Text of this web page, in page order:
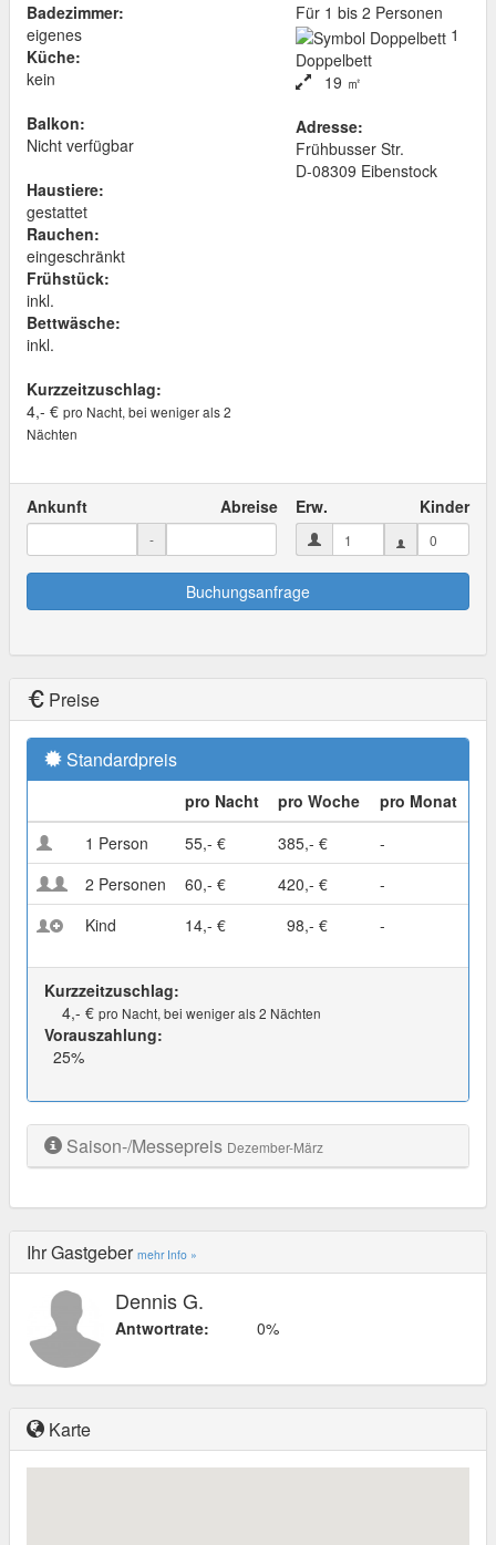
Badezimmer:
eigenes
Küche:
kein
Balkon:
Nicht verfügbar
Haustiere:
gestattet
Rauchen:
eingeschränkt
Frühstück:
inkl.
Bettwäsche:
inkl.
Kurzzeitzuschlag:
4,- € pro Nacht, bei weniger als 2
Nächten
Für 1 bis 2 Personen
1
Doppelbett
19 ㎡
Adresse:
Frühbusser Str.
D-08309 Eibenstock
Ankunft Abreise
-
Erw. Kinder
Buchungsanfrage
Preise
Standardpreis
pro Nacht pro Woche
pro Monat
1 Person
55,- € 385,- €
-
2 Personen
60,- € 420,- €
-
Kind
14,- € 98,- € -
Kurzzeitzuschlag:
4,- € pro Nacht, bei weniger als 2 Nächten
Vorauszahlung:
25%
Saison-/Messepreis Dezember-März
Ihr Gastgeber mehr Info »
Dennis G.
Antwortrate: 0%
Karte